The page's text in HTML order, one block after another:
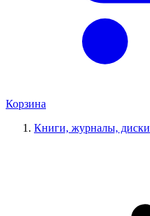
Корзина
Книги, журналы, диски